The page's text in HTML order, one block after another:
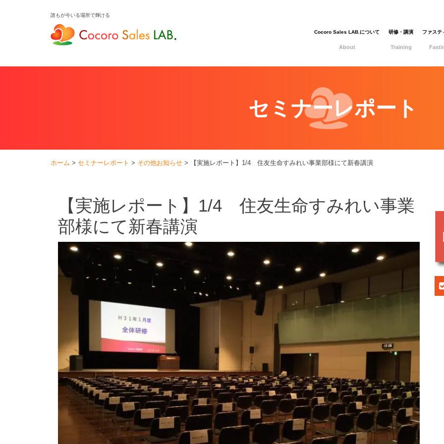
誰もが今いる場所で輝ける
Cocoro Sales LAB.について
About
研修・講演
Training
ファステ
セミナーレポート
ホーム > セミナーレポート > その他お知らせ > 【実施レポート】1/4 住友生命すみれい事業部様にて新春講演
【実施レポート】1/4 住友生命すみれい事業
部様にて新春講演